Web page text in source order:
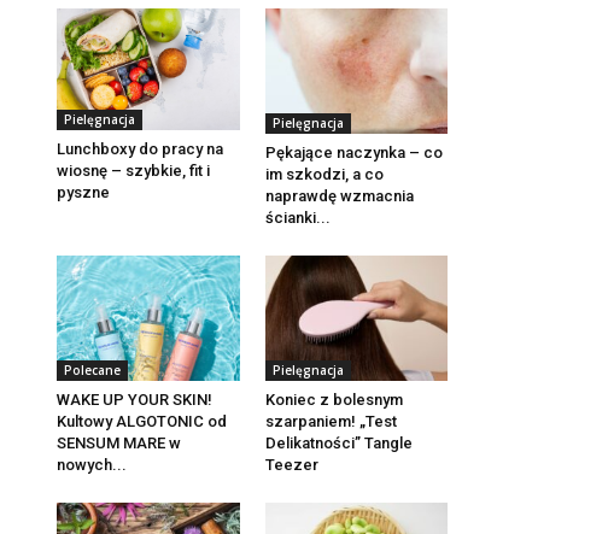
Pielęgnacja
Lunchboxy do pracy na
wiosnę – szybkie, fit i
pyszne
Pielęgnacja
Pękające naczynka – co
im szkodzi, a co
naprawdę wzmacnia
ścianki...
Polecane
WAKE UP YOUR SKIN!
Kultowy ALGOTONIC od
SENSUM MARE w
nowych...
Pielęgnacja
Koniec z bolesnym
szarpaniem! „Test
Delikatności” Tangle
Teezer